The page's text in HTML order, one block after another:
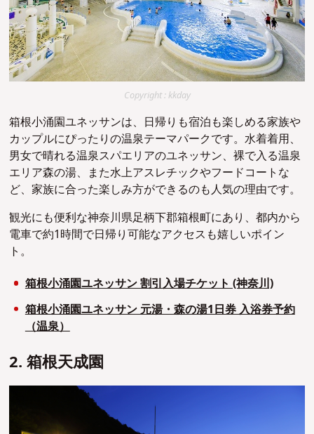
Copyright : kkday
箱根小涌園ユネッサンは、日帰りも宿泊も楽しめる家族や
カップルにぴったりの温泉テーマパークです。水着着用、
男女で晴れる温泉スパエリアのユネッサン、裸で入る温泉
エリア森の湯、また水上アスレチックやフードコートな
ど、家族に合った楽しみ方ができるのも人気の理由です。
観光にも便利な神奈川県足柄下郡箱根町にあり、都内から
電車で約1時間で日帰り可能なアクセスも嬉しいポイン
ト。
箱根小涌園ユネッサン 割引入場チケット (神奈川)
箱根小涌園ユネッサン 元湯・森の湯1日券 入浴券予約
（温泉）
2. 箱根天成園